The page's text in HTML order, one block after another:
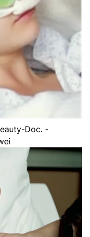
Doc. -